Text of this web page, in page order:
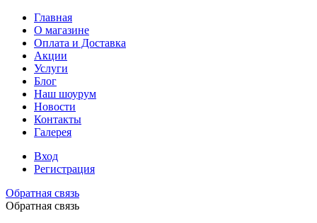
Главная
О магазине
Оплата и Доставка
Акции
Услуги
Блог
Наш шоурум
Новости
Контакты
Галерея
Вход
Регистрация
Обратная связь
Обратная связь